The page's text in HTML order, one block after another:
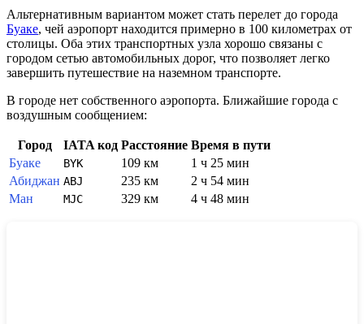
Альтернативным вариантом может стать перелет до города
Буаке, чей аэропорт находится примерно в 100 километрах от
столицы. Оба этих транспортных узла хорошо связаны с
городом сетью автомобильных дорог, что позволяет легко
завершить путешествие на наземном транспорте.
В городе нет собственного аэропорта. Ближайшие города с
воздушным сообщением:
Город IATA код Расстояние Время в пути
Буаке
BYK 109 км
1 ч 25 мин
Абиджан ABJ 235 км
2 ч 54 мин
Ман
MJC 329 км 4 ч 48 мин